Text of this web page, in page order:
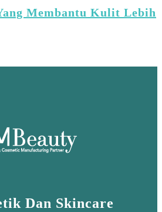
Membantu Kulit Lebih
Dan Skincare